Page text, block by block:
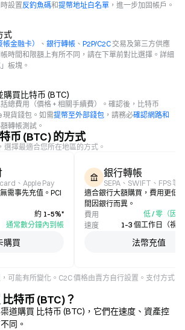
設置反釣魚碼和提幣地址白名單 ，進一步加固帳戶。
式
金融卡） 、 銀行轉帳 、 P2P/C2C 交易及第三方供應
時間和限額上有所不同，請在下單前對比選擇。詳細
板塊。
購買比特币 (BTC)
總費用（價格 + 相關手續費）。確認後，比特币
現貨錢包。如需提幣至外部錢包 ，請務必確認網路和
轉帳測試。
币 (BTC) 的方式
擇最適合您所在地區的方式。
、Apple Pay
需事先充值。PCI
約 1–5%*
通常數分鐘內到帳
購買
銀行轉帳
SEPA、SWIFT、FPS 等
適合銀行大額購買，費用更低
間因銀行而異。
費用
低 / 零（因
速度
1–3 個工作日（視
法幣充值
可能有所變化。C2C 價格由賣方自行設置。支付方式
特币 (BTC)？
道購買 比特币 (BTC)，它們在速度、資產控
同。